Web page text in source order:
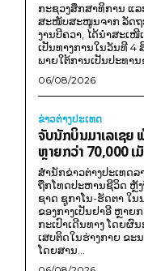
ກະຊວງສຶກສາທິການ ແລ
ສະໜັບສະໜູນຈາກ ລັດຖ
ງານບີຄວາ, ໄດ້ນຳສະເໜີ
ເປັນທາງການໃນວັນທີ 4
ພາຍໃຕ້ການເປັນປະທານ
06/08/2026
ຂ່າວຕ່າງປະເທດ
ຈັບນັກບິນມາເລເຊຍ
ຫຼາຍກວ່າ 70,000 ເ
ສຳນັກຂ່າວຕ່າງປະເທດລ
ຖືກໂທດປະຫານຊີວິດ ຫຼັ
ຊາດ ຊູກາໂນ-ຮັດຕາ ໃນ
ຂອງກາງເປັນຢາອີ ຫຼາຍ
ກະເປົາເດີນທາງ ໂດຍຜົ
ເສບຕິດໃນຮ່າງກາຍ ຂ
ໂດຍສານ...